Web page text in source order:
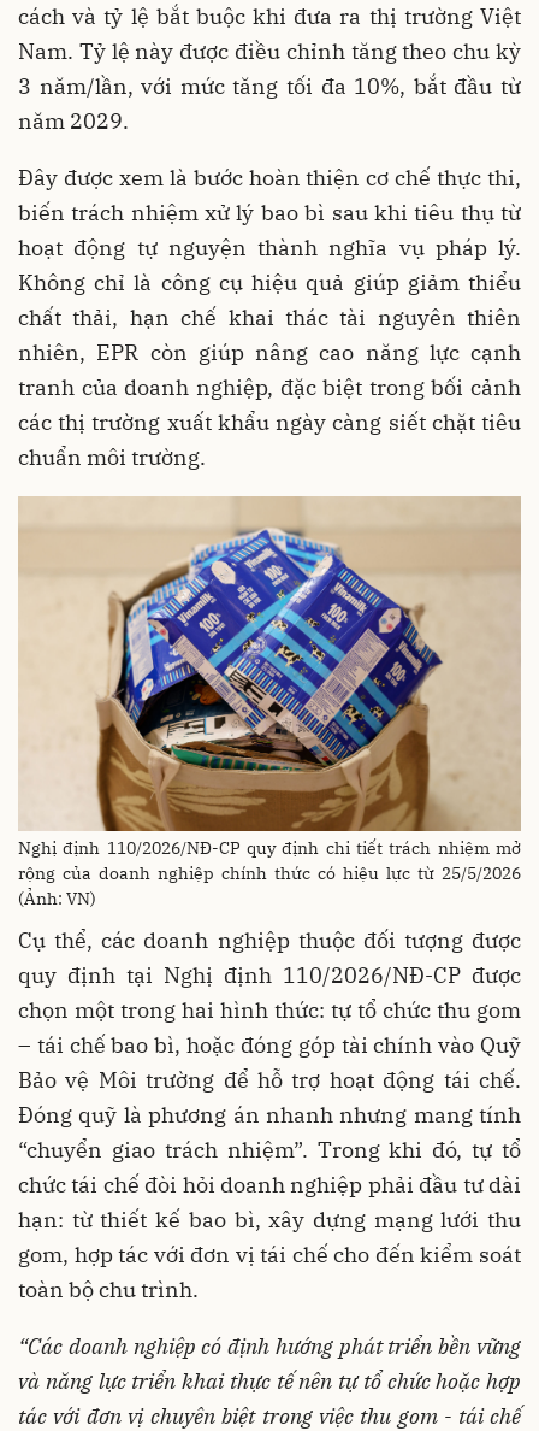
cách và tỷ lệ bắt buộc khi đưa ra thị trường Việt
Nam. Tỷ lệ này được điều chỉnh tăng theo chu kỳ
3 năm/lần, với mức tăng tối đa 10%, bắt đầu từ
năm 2029.
Đây được xem là bước hoàn thiện cơ chế thực thi,
biến trách nhiệm xử lý bao bì sau khi tiêu thụ từ
hoạt động tự nguyện thành nghĩa vụ pháp lý.
Không chỉ là công cụ hiệu quả giúp giảm thiểu
chất thải, hạn chế khai thác tài nguyên thiên
nhiên, EPR còn giúp nâng cao năng lực cạnh
tranh của doanh nghiệp, đặc biệt trong bối cảnh
các thị trường xuất khẩu ngày càng siết chặt tiêu
chuẩn môi trường.
Nghị định 110/2026/NĐ-CP quy định chi tiết trách nhiệm mở
rộng của doanh nghiệp chính thức có hiệu lực từ 25/5/2026
(Ảnh: VN)
Cụ thể, các doanh nghiệp thuộc đối tượng được
quy định tại Nghị định 110/2026/NĐ-CP được
chọn một trong hai hình thức: tự tổ chức thu gom
– tái chế bao bì, hoặc đóng góp tài chính vào Quỹ
Bảo vệ Môi trường để hỗ trợ hoạt động tái chế.
Đóng quỹ là phương án nhanh nhưng mang tính
“chuyển giao trách nhiệm”. Trong khi đó, tự tổ
chức tái chế đòi hỏi doanh nghiệp phải đầu tư dài
hạn: từ thiết kế bao bì, xây dựng mạng lưới thu
gom, hợp tác với đơn vị tái chế cho đến kiểm soát
toàn bộ chu trình.
“Các doanh nghiệp có định hướng phát triển bền vững
và năng lực triển khai thực tế nên tự tổ chức hoặc hợp
tác với đơn vị chuyên biệt trong việc thu gom - tái chế